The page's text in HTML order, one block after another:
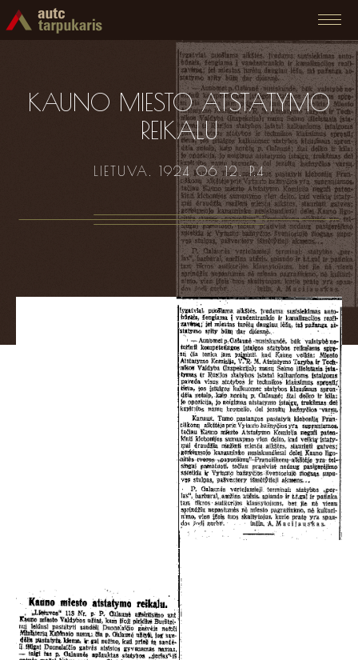
KAUNO MIESTO ATSTATYMO
REIKALU
LIETUVA. 1924 06 12. P.4